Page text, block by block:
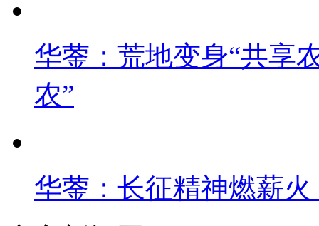
华蓥：荒地变身“共享
农”
华蓥：长征精神燃薪